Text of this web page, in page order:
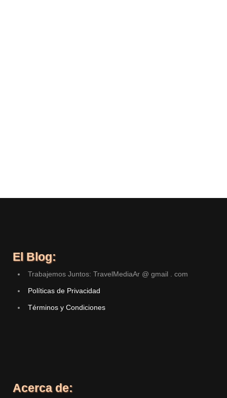
El Blog:
Trabajemos Juntos: TravelMediaAr @ gmail . com
Políticas de Privacidad
Términos y Condiciones
Acerca de: